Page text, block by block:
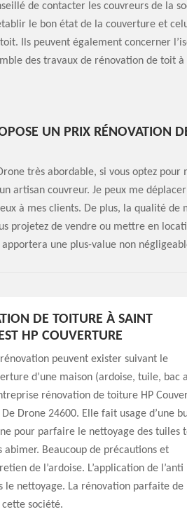
de contacter les couvreurs de la
le bon état de la couverture et
Ils peuvent également concerner
des travaux de rénovation de toit à
UN PRIX RÉNOVATION
très abordable, si vous optez pour
artisan couvreur. Je peux me
à mes clients. De plus, la qualité de
projetez de vendre ou mettre en
une plus-value non
DE TOITURE À SAINT
HP COUVERTURE
peuvent exister suivant le
d’une maison (ardoise, tuile, bac
rénovation de toiture HP
Drone 24600. Elle fait usage d’une
pour parfaire le nettoyage des tuiles
abimer. Beaucoup de précautions et
de l’ardoise. L’application de l’anti
le nettoyage. La rénovation parfaite de
société.